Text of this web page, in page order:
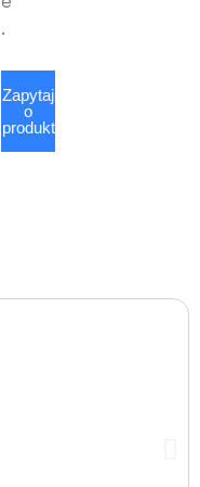
.
Zapytaj
o
produkt